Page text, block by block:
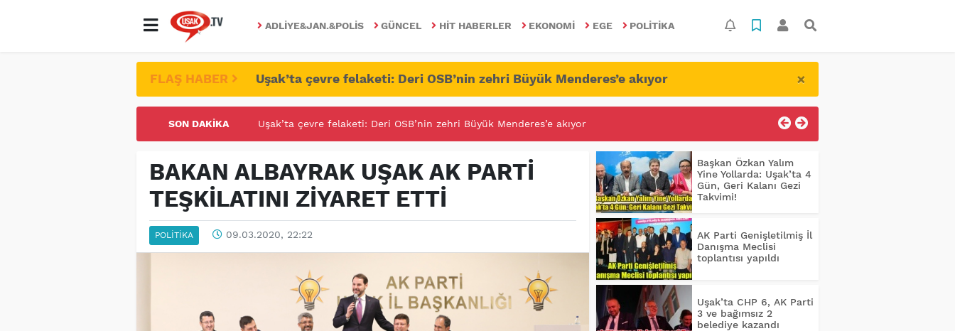
ADLIYE&JAN.&POLIS GÜNCEL HIT HABERLER EKONOMI EGE POLITIKA
FLAŞ HABER Uşak’ta çevre felaketi: Deri OSB’nin zehri Büyük Menderes’e akıyor ×
SON DAKIKA UŞAK ÜNİVERİTESİNDE FETÖ/PDY İLE YALANDAN MÜCADELE!
BAKAN ALBAYRAK UŞAK AK PARTİ
TEŞKİLATINI ZİYARET ETTİ
POLITIKA 09.03.2020, 22:22
Başkan Özkan Yalım
Yine Yollarda: Uşak’ta 4
Gün, Geri Kalanı Gezi
Takvimi!
AK Parti Genişletilmiş İl
Danışma Meclisi
toplantısı yapıldı
Uşak’ta CHP 6, AK Parti
3 ve bağımsız 2
belediye kazandı